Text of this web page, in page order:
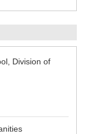
Division of